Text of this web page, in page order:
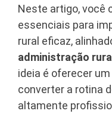
Neste artigo, você
essenciais para
rural eficaz,
administração rural
ideia é oferecer
converter a rotina
altamente